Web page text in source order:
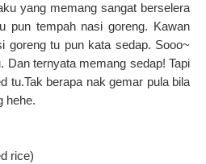
yang memang sangat berselera
pun tempah nasi goreng. Kawan
goreng tu pun kata sedap. Sooo~
Dan ternyata memang sedap! Tapi
tu.Tak berapa nak gemar pula bila
hehe.
rice)